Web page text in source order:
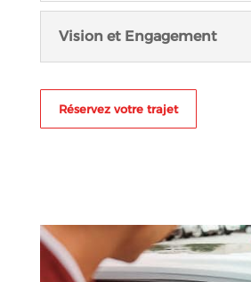
Vision et Engagement
Réservez votre trajet